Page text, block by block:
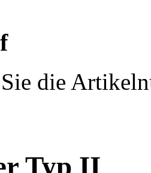
die
Typ II